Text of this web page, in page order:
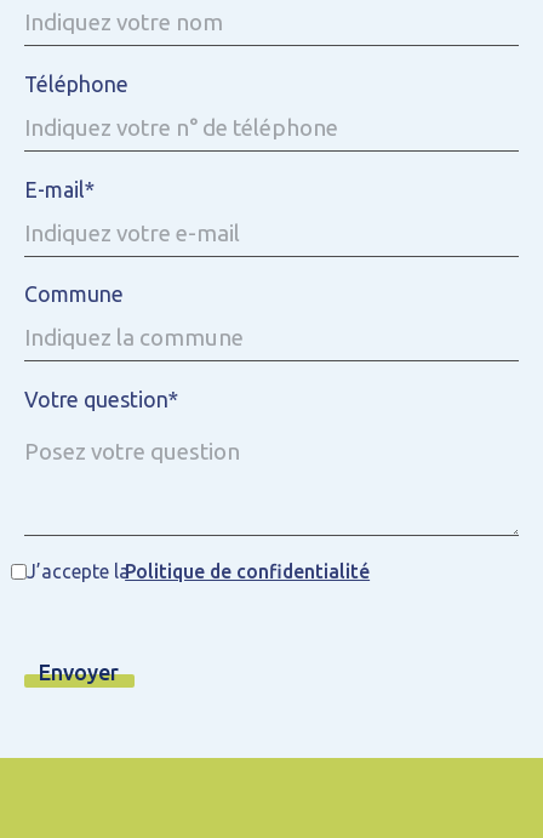
Téléphone
E-mail*
Commune
Votre question*
J’accepte laPolitique de confidentialité